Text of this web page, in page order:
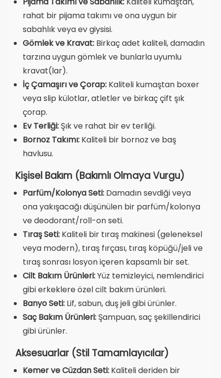
rahat bir pijama takımı ve ona uygun bir
sabahlık veya ev giysisi.
Gömlek ve Kravat: Birkaç adet kaliteli, damadın
tarzına uygun gömlek ve bunlarla uyumlu
kravat(lar).
İç Çamaşırı ve Çorap: Kaliteli kumaştan boxer
veya slip külotlar, atletler ve birkaç çift şık
çorap.
Ev Terliği: Şık ve rahat bir ev terliği.
Bornoz Takımı: Kaliteli bir bornoz ve baş
havlusu.
Kişisel Bakım (Bakımlı Olmaya Vurgu)
Parfüm/Kolonya Seti: Damadın sevdiği veya
ona yakışacağı düşünülen bir parfüm/kolonya
ve deodorant/roll-on seti.
Tıraş Seti: Kaliteli bir tıraş makinesi (geleneksel
veya modern), tıraş fırçası, tıraş köpüğü/jeli ve
tıraş sonrası losyon içeren kapsamlı bir set.
Cilt Bakım Ürünleri:Yüz temizleyici, nemlendirici
gibi erkeklere özel cilt bakım ürünleri.
Banyo Seti: Lif, sabun, duş jeli gibi ürünler.
Saç Bakım Ürünleri: Şampuan, saç şekillendirici
gibi ürünler.
Aksesuarlar (Stil Tamamlayıcılar)
Kemer ve Cüzdan Seti: Kaliteli deriden bir